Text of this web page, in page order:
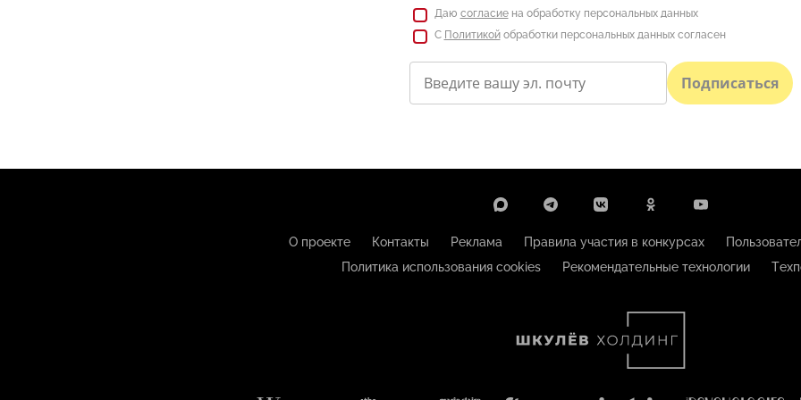
Даю согласиена обработку персональных данных
С Политикойобработки персональных данных согласен
Подписаться
О проекте Контакты Реклама Правила участия в конкурсах
Политика использования cookies
Рекомендательные технологии